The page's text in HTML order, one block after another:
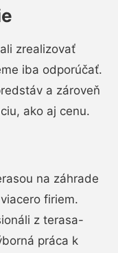
zrealizovať
iba odporúčať.
a zároveň
ako aj cenu.
na záhrade
firiem.
z terasa-
práca k